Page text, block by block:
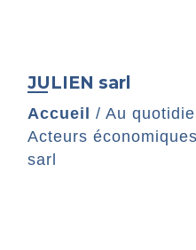
JULIEN sarl
Accueil / Au
Acteurs
sarl